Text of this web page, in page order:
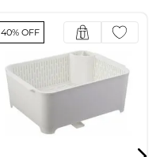
40% OFF